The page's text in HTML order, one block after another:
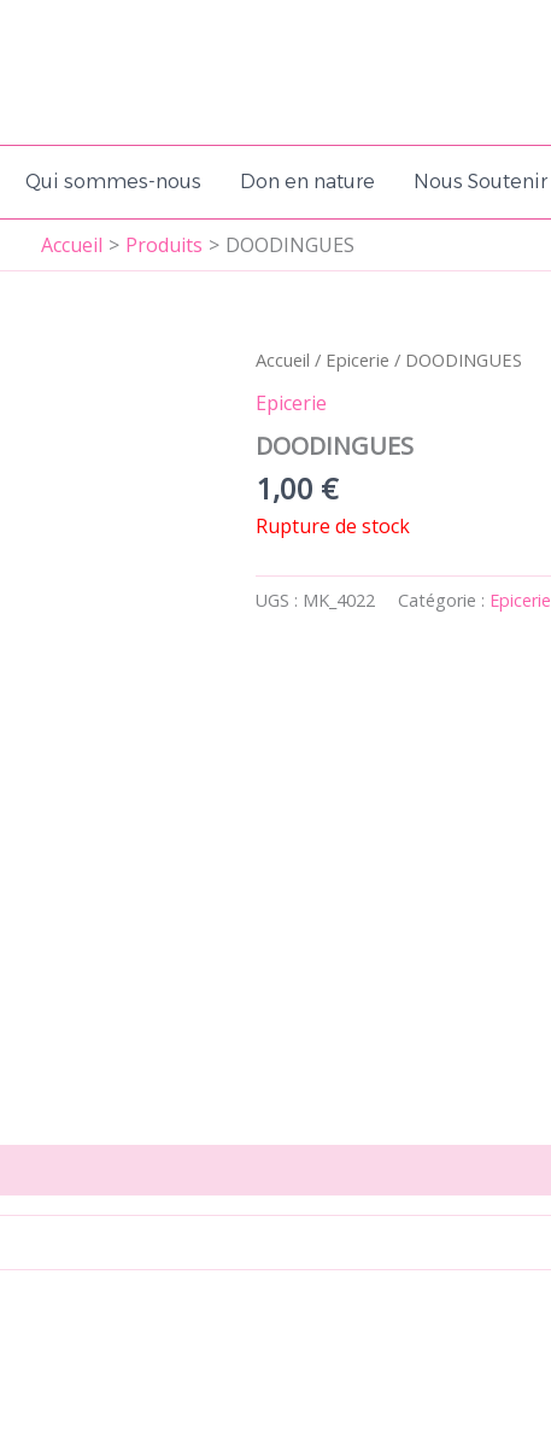
Qui sommes-nous Don en nature Nous Soutenir
Accueil Produits DOODINGUES
Accueil / Epicerie / DOODINGUES
Epicerie
DOODINGUES
1,00 €
Rupture de stock
UGS : MK_4022 Catégorie : Epicerie